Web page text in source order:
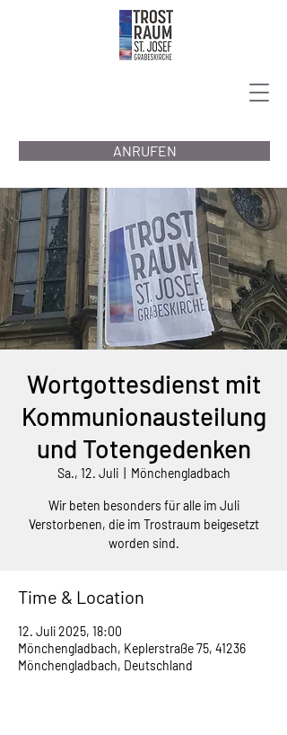
ANRUFEN
Wortgottesdienst mit
Kommunionausteilung
und Totengedenken
Sa., 12. Juli
  |
Mönchengladbach
Wir beten besonders für alle im Juli
Verstorbenen, die im Trostraum beigesetzt
worden sind.
Time & Location
12. Juli 2025, 18:00
Mönchengladbach, Keplerstraße 75, 41236
Mönchengladbach, Deutschland